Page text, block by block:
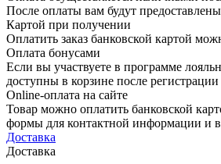
После оплаты вам будут
Картой при получении
Оплатить заказ банковской картой
Оплата бонусами
Если вы участвуете в программе
доступны в корзине после регистрации
Online-оплата на сайте
Товар можно оплатить банковской
формы для контактной информации и
Доставка
Доставка